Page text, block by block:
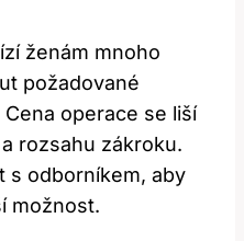
ženám mnoho
požadované
operace se liší
rozsahu zákroku.
s odborníkem, aby
možnost.